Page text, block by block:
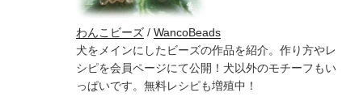
わんこビーズ/ WancoBeads
犬をメインにしたビーズの作品を紹介。作り方やレ
シピを会員ページにて公開！犬以外のモチーフもい
っぱいです。無料レシピも増殖中！